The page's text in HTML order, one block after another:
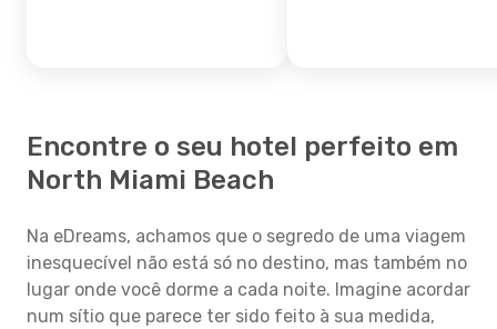
Encontre o seu hotel perfeito em
North Miami Beach
Na eDreams, achamos que o segredo de uma viagem
inesquecível não está só no destino, mas também no
lugar onde você dorme a cada noite. Imagine acordar
num sítio que parece ter sido feito à sua medida,